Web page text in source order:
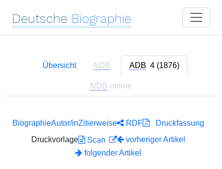
Deutsche Biographie
Übersicht NDB ADB 4 (1876)
NDB-online
BiographieAutor/inZitierweise RDF
Druckfassung
Druckvorlage
Scan
vorheriger Artikel
folgender Artikel